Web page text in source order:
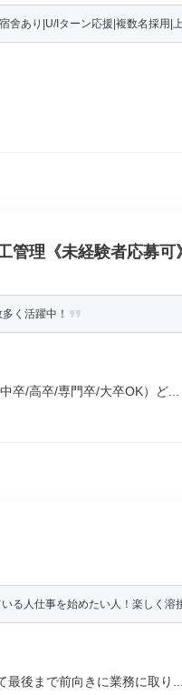
舍あり|U/Iターン応援|複数名採用|
管理《未経験者応募可
く活躍中！
卒/高卒/専門卒/大卒OK）ど...
る人仕事を始めたい人！楽しく溶
後まで前向きに業務に取り...